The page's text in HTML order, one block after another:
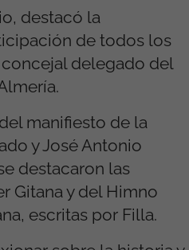
destacó la
de todos los
concejal delegado del
manifiesto de la
y José Antonio
destacaron las
Gitana y del Himno
escritas por Filla.